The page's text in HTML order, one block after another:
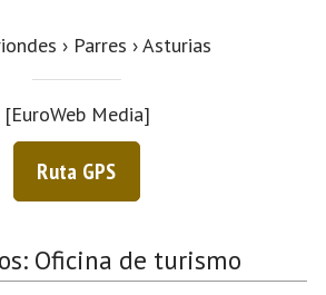
› Parres › Asturias
[EuroWeb Media]
Ruta GPS
Oficina de turismo